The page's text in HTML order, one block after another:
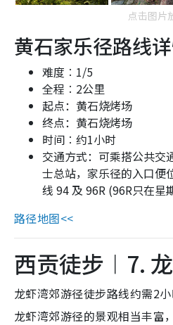
点击图片
黄石家乐径路线
难度︰ 1/5
全程︰ 2公里
起点：黄石烧烤场
终点：黄石烧烤场
时间︰约1小时
交通方式：可乘搭公共
士总站，家乐径的入口便
线 94 及 96R (96R只在星
路径地图<<
西贡徒步︱7.
龙虾湾郊游径徒步路线约需2
龙虾湾郊游径的景观相当丰富